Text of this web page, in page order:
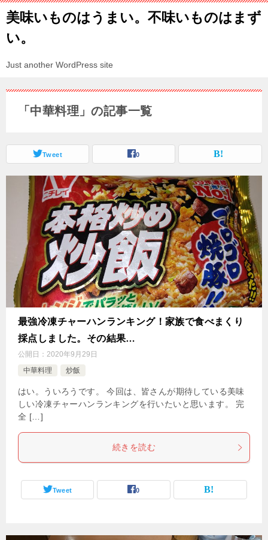
美味いものはうまい。不味いものはまず
い。
Just another WordPress site
「中華料理」の記事一覧
Tweet 0
最強冷凍チャーハンランキング！家族で食べまくり
採点しました。その結果…
公開日： 2020年9月29日
中華料理
炒飯
はい。ういろうです。 今回は、皆さんが期待している美味
しい冷凍チャーハンランキングを行いたいと思います。 完
全 […]
続きを読む
Tweet 0